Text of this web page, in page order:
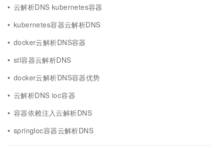
云解析DNS kubernetes容器
kubernetes容器云解析DNS
docker云解析DNS容器
stl容器云解析DNS
docker云解析DNS容器优势
云解析DNS ioc容器
容器依赖注入云解析DNS
springloc容器云解析DNS